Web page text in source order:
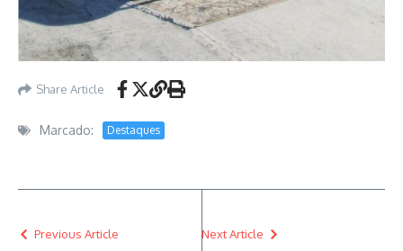
Share Article
Marcado: Destaques
Previous Article Next Article